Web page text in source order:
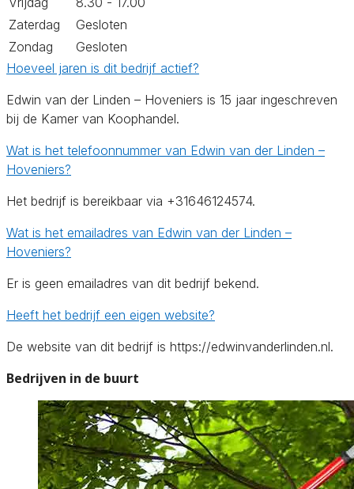
Zaterdag
Gesloten
Zondag
Gesloten
Hoeveel jaren is dit bedrijf actief?
Edwin van der Linden – Hoveniers is 15 jaar ingeschreven
bij de Kamer van Koophandel.
Wat is het telefoonnummer van Edwin van der Linden –
Hoveniers?
Het bedrijf is bereikbaar via +31646124574.
Wat is het emailadres van Edwin van der Linden –
Hoveniers?
Er is geen emailadres van dit bedrijf bekend.
Heeft het bedrijf een eigen website?
De website van dit bedrijf is https://edwinvanderlinden.nl.
Bedrijven in de buurt